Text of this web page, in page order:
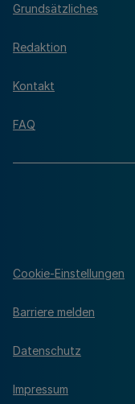
Grundsätzliches
Redaktion
Kontakt
FAQ
Cookie-Einstellungen
Barriere melden
Datenschutz
Impressum